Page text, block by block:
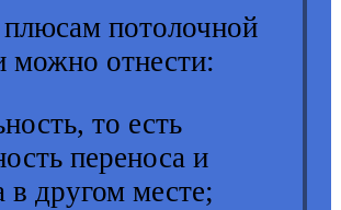
потолочной
можно отнести:
то есть
переноса и
в другом месте;